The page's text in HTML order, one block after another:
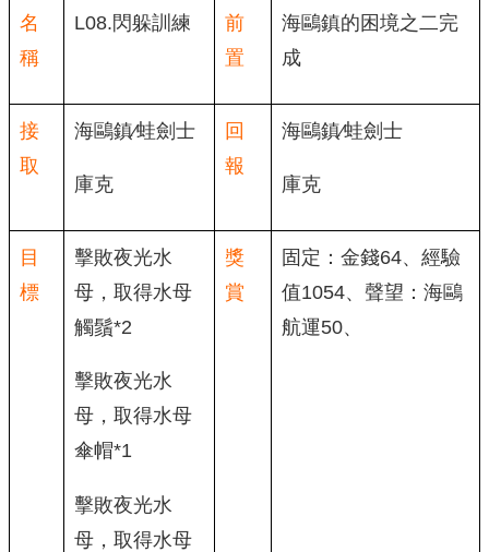
名
稱
L08.閃躲訓練
前
置
海鷗鎮的困境之二完
成
接
取
海鷗鎮∕蛙劍士
庫克
回
報
海鷗鎮∕蛙劍士
庫克
目
標
擊敗夜光水
母，取得水母
觸鬚*2
擊敗夜光水
母，取得水母
傘帽*1
擊敗夜光水
母，取得水母
獎
賞
固定：金錢64、經驗
值1054、聲望：海鷗
航運50、